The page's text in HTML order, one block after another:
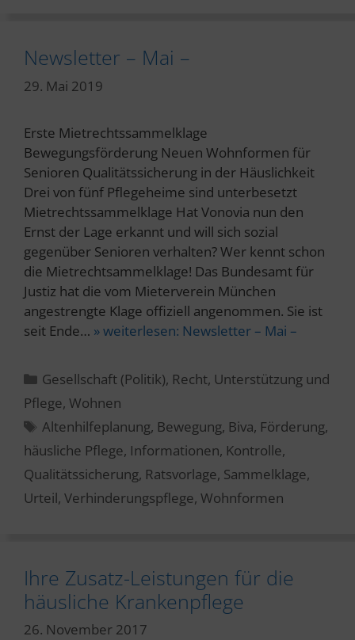
Newsletter – Mai –
29. Mai 2019
Erste Mietrechtssammelklage
Bewegungsförderung Neuen Wohnformen für
Senioren Qualitätssicherung in der Häuslichkeit
Drei von fünf Pflegeheime sind unterbesetzt
Mietrechtssammelklage Hat Vonovia nun den
Ernst der Lage erkannt und will sich sozial
gegenüber Senioren verhalten? Wer kennt schon
die Mietrechtsammelklage! Das Bundesamt für
Justiz hat die vom Mieterverein München
angestrengte Klage offiziell angenommen. Sie ist
seit Ende… » weiterlesen: Newsletter – Mai –
Kategorien
Gesellschaft (Politik), Recht, Unterstützung und
Pflege, Wohnen
Schlagwörter
Altenhilfeplanung, Bewegung, Biva, Förderung,
häusliche Pflege, Informationen, Kontrolle,
Qualitätssicherung, Ratsvorlage, Sammelklage,
Urteil, Verhinderungspflege, Wohnformen
Ihre Zusatz-Leistungen für die
häusliche Krankenpflege
26. November 2017